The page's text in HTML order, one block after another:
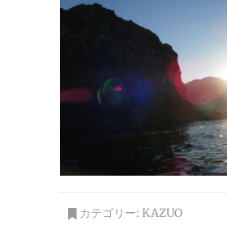
カテゴリー: KAZUO